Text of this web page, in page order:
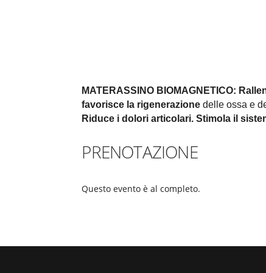
MATERASSINO BIOMAGNETICO:
favorisce la rigenerazione delle ossa e
Riduce i dolori articolari.Stimola il
PRENOTAZIONE
Questo evento è al completo.